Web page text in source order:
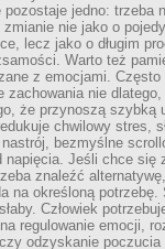
pozostaje jedno: trzeba
zmianie nie jako o
lecz jako o długim
Warto też
z emocjami. Często
zachowania nie
że przynoszą szybką
chwilowy stres,
nastrój, bezmyślne
napięcia. Jeśli chce się
znaleźć
na określoną potrzebę.
Człowiek
regulowanie emocji,
odzyskanie poczucia